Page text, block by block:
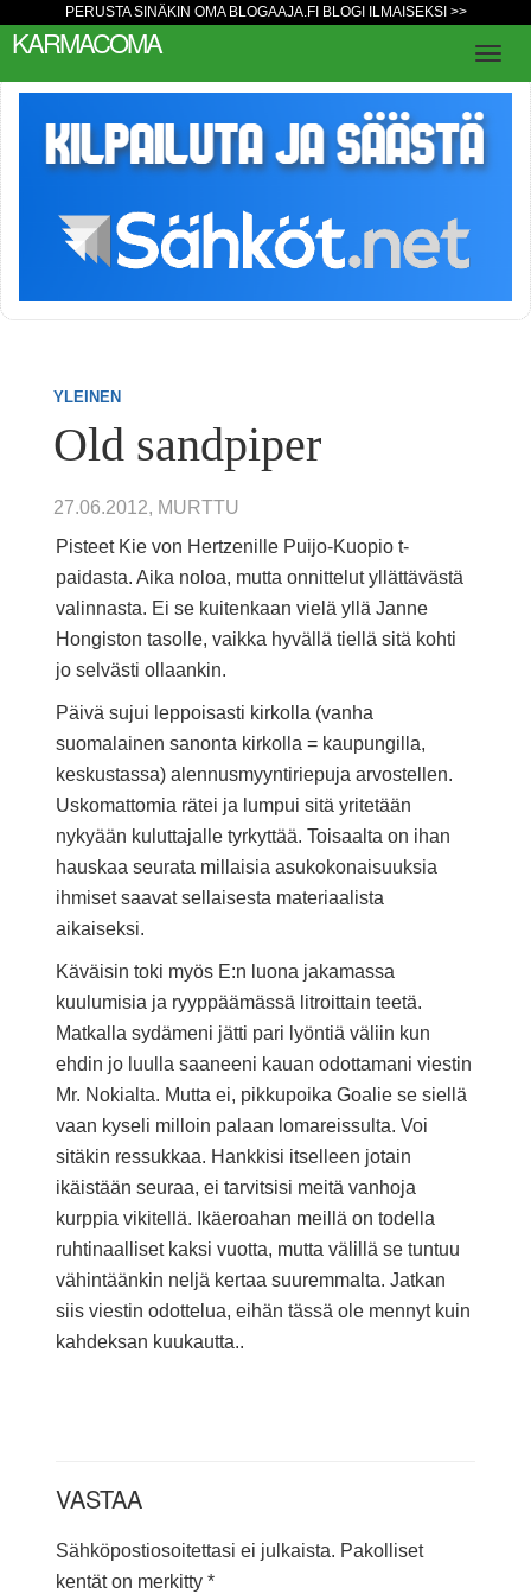
PERUSTA SINÄKIN OMA BLOGAAJA.FI BLOGI ILMAISEKSI >>
KARMACOMA
YLEINEN
Old sandpiper
27.06.2012, MURTTU
Pisteet Kie von Hertzenille Puijo-Kuopio t-
paidasta. Aika noloa, mutta onnittelut yllättävästä
valinnasta. Ei se kuitenkaan vielä yllä Janne
Hongiston tasolle, vaikka hyvällä tiellä sitä kohti
jo selvästi ollaankin.
Päivä sujui leppoisasti kirkolla (vanha
suomalainen sanonta kirkolla = kaupungilla,
keskustassa) alennusmyyntiriepuja arvostellen.
Uskomattomia rätei ja lumpui sitä yritetään
nykyään kuluttajalle tyrkyttää. Toisaalta on ihan
hauskaa seurata millaisia asukokonaisuuksia
ihmiset saavat sellaisesta materiaalista
aikaiseksi.
Käväisin toki myös E:n luona jakamassa
kuulumisia ja ryyppäämässä litroittain teetä.
Matkalla sydämeni jätti pari lyöntiä väliin kun
ehdin jo luulla saaneeni kauan odottamani viestin
Mr. Nokialta. Mutta ei, pikkupoika Goalie se siellä
vaan kyseli milloin palaan lomareissulta. Voi
sitäkin ressukkaa. Hankkisi itselleen jotain
ikäistään seuraa, ei tarvitsisi meitä vanhoja
kurppia vikitellä. Ikäeroahan meillä on todella
ruhtinaalliset kaksi vuotta, mutta välillä se tuntuu
vähintäänkin neljä kertaa suuremmalta. Jatkan
siis viestin odottelua, eihän tässä ole mennyt kuin
kahdeksan kuukautta..
VASTAA
Sähköpostiosoitettasi ei julkaista. Pakolliset
kentät on merkitty *